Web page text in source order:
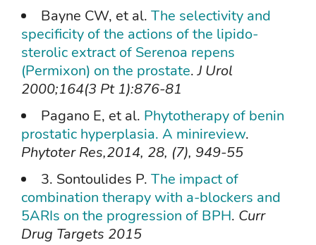
Bayne CW, et al. The selectivity and
specificity of the actions of the lipido-
sterolic extract of Serenoa repens
(Permixon) on the prostate.J Urol
2000;164(3 Pt 1):876-81
Pagano E, et al. Phytotherapy of benin
prostatic hyperplasia. A minireview.
Phytoter Res,2014, 28, (7), 949-55
3. Sontoulides P. The impact of
combination therapy with a-blockers and
5ARIs on the progression of BPH. Curr
Drug Targets 2015